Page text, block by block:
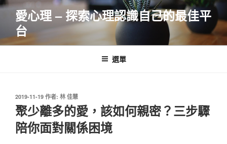
跳
要
愛心理 – 探索心理認識自己的最佳平
台
選單
發
佈
於
2019-11-19 作者: 林 佳慧
聚少離多的愛，該如何親密？三步驟
陪你面對關係困境